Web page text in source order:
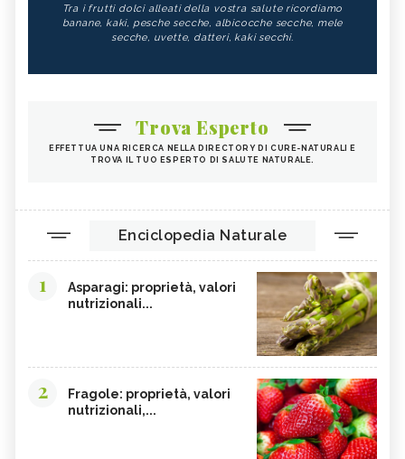
Tra i frutti dolci alleati della vostra salute ricordiamo
banane, kaki, pesche secche, albicocche secche, mele
secche, uvette, datteri, kaki secchi.
Trova Esperto
EFFETTUA UNA RICERCA NELLA DIRECTORY DI CURE-NATURALI E
TROVA IL TUO ESPERTO DI SALUTE NATURALE.
Enciclopedia Naturale
1
Asparagi: proprietà, valori
nutrizionali...
2
Fragole: proprietà, valori
nutrizionali,...